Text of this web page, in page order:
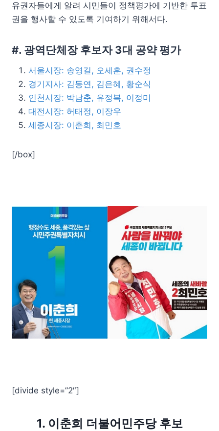
유권자들에게 알려 시민들이 정책평가에 기반한 투표
권을 행사할 수 있도록 기여하기 위해서다.
#. 광역단체장 후보자 3대 공약 평가
서울시장: 송영길, 오세훈, 권수정
경기지사: 김동연, 김은혜, 황순식
인천시장: 박남춘, 유정복, 이정미
대전시장: 허태정, 이장우
세종시장: 이춘희, 최민호
[/box]
[divide style=”2″]
1. 이춘희 더불어민주당 후보